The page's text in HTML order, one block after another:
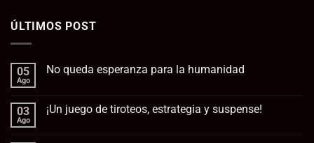
ÚLTIMOS POST
05
Ago
No queda esperanza para la humanidad
en
03
Ago
¡Un juego de tiroteos, estrategia y suspense!